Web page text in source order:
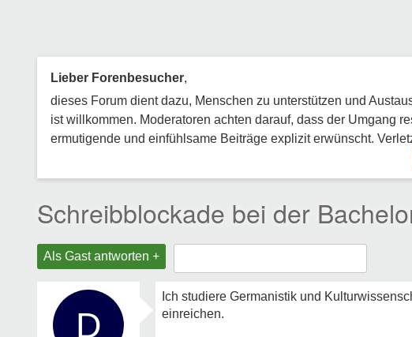
Lieber Forenbesucher,
dieses Forum dient dazu, Menschen zu unterstützen und
ist willkommen. Moderatoren achten darauf, dass der Umgang
ermutigende und einfühlsame Beiträge explizit erwünscht.
Schreibblockade bei der
Als Gast antworten +
D
Ich studiere Germanistik und
einreichen.